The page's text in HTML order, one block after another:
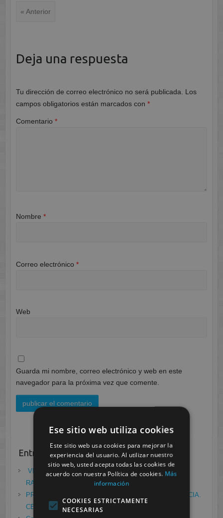
« Anterior
Deja una respuesta
Tu dirección de correo electrónico no será publicada.
Los
campos obligatorios están marcados con *
Comentario *
Nombre *
Correo electrónico *
Web
Guarda mi nombre, correo electrónico y web en este
navegador para la próxima vez que comente.
Entradas recientes
VII ENCUENTRO DE EMPRESA FCT/DUAL:
RADIODIAGNÓSTICO
mayo 21, 2021
PRÁCTICAS EN EL LABORATORIO DE RADIOFARMACIA.
CESUR MURCIA febrero 4, 2021
Ese sitio web utiliza cookies
Este sitio web usa cookies para mejorar la
experiencia del usuario. Al utilizar nuestro
sitio web, usted acepta todas las cookies de
acuerdo con nuestra Política de cookies. Más
información
COOKIES ESTRICTAMENTE
NECESARIAS